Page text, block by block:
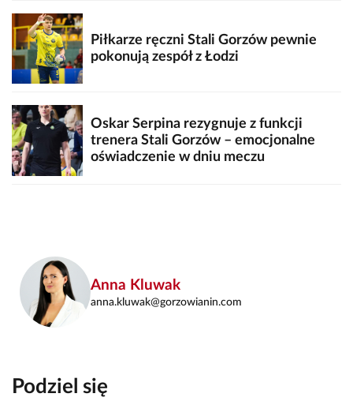
Piłkarze ręczni Stali Gorzów pewnie
pokonują zespół z Łodzi
Oskar Serpina rezygnuje z funkcji
trenera Stali Gorzów – emocjonalne
oświadczenie w dniu meczu
Anna Kluwak
anna.kluwak@gorzowianin.com
Podziel się